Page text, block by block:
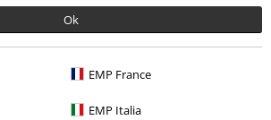
Ok
EMP France
EMP Italia
options.